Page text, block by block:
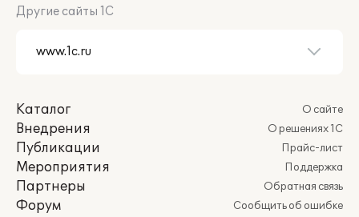
Другие сайты 1С
Каталог
Внедрения
Публикации
Мероприятия
Партнеры
Форум
О сайте
О решениях 1С
Прайс-лист
Поддержка
Обратная связь
Сообщить об ошибке